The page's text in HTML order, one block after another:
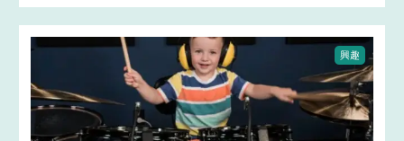
興趣